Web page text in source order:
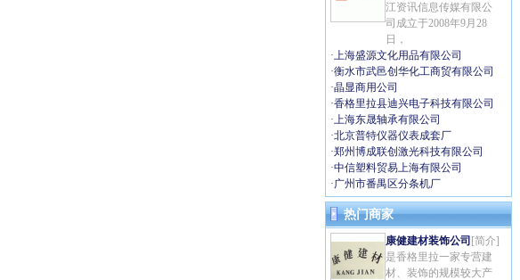
江资讯信息传媒有限公
司成立于2008年9月28
日，
·上海盛源文化用品有限公司
·衡水市武邑创华化工商贸有限公司
·晶显商用公司
·香格里拉县迪兴电子科技有限公司
·上海东晟轴承有限公司
·北京普特仪器仪表成套厂
·郑州博成联创激光科技有限公司
·中信塑料贸易上海有限公司
·广州市番禺区分条机厂
热门商家
康健建材装饰公司 [简介]
是香格里拉一家专营建
材、装饰的规模较大产